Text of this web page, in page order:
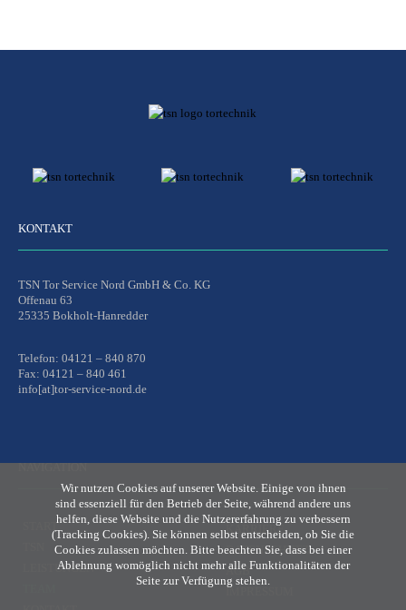
KONTAKT
TSN Tor Service Nord GmbH & Co. KG
Offenau 63
25335 Bokholt-Hanredder
Telefon: 04121 – 840 870
Fax: 04121 – 840 461
info[at]tor-service-nord.de
START
LEISTUNGEN
KARRIERE
DATENSCHUTZ
AGB
Wir nutzen Cookies auf unserer Website. Einige von ihnen
sind essenziell für den Betrieb der Seite, während andere uns
helfen, diese Website und die Nutzererfahrung zu verbessern
(Tracking Cookies). Sie können selbst entscheiden, ob Sie die
Cookies zulassen möchten. Bitte beachten Sie, dass bei einer
Ablehnung womöglich nicht mehr alle Funktionalitäten der
Seite zur Verfügung stehen.